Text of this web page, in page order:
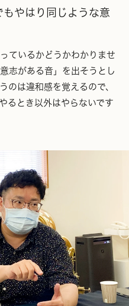
やはり同じような意
ているかどうかわかりませ
志がある音」を出そうとし
のは違和感を覚えるので、
るとき以外はやらないです